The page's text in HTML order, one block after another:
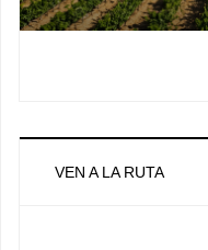
VEN A LA RUTA